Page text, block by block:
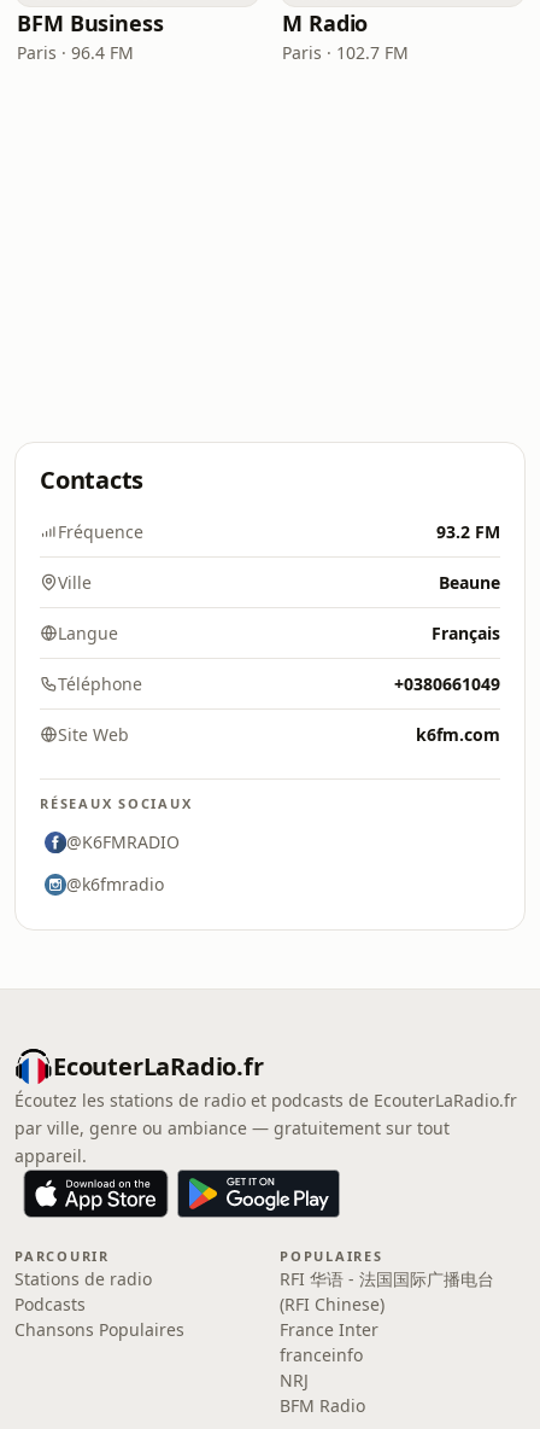
BFM Business
Paris · 96.4 FM
M Radio
Paris · 102.7 FM
Contacts
Fréquence 93.2 FM
Ville Beaune
Langue Français
Téléphone +0380661049
Site Web k6fm.com
RÉSEAUX SOCIAUX
@K6FMRADIO
@k6fmradio
EcouterLaRadio.fr
Écoutez les stations de radio et podcasts de EcouterLaRadio.fr
par ville, genre ou ambiance — gratuitement sur tout
appareil.
PARCOURIR
Stations de radio
Podcasts
Chansons Populaires
POPULAIRES
RFI 华语 - 法国国际广播电台
(RFI Chinese)
France Inter
franceinfo
NRJ
BFM Radio